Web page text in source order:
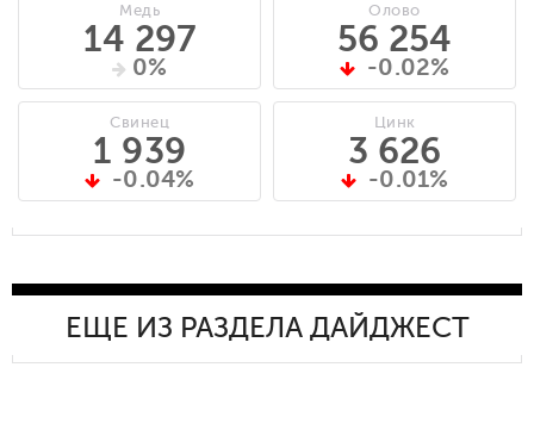
Медь
14 297
0%
Свинец
1 939
-0.04%
Олово
56 254
-0.02%
Цинк
3 626
-0.01%
ЕЩЕ ИЗ РАЗДЕЛА ДАЙДЖЕСТ